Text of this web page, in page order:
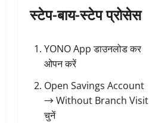
स्टेप-बाय-स्टेप प्रोसेस
YONO App डाउनलोड कर
ओपन करें
Open Savings Account
→ Without Branch Visit
चुनें